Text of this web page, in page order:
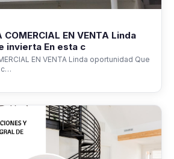
EN VENTA Linda
invierta En esta c
EN VENTA Linda oportunidad Que
c…